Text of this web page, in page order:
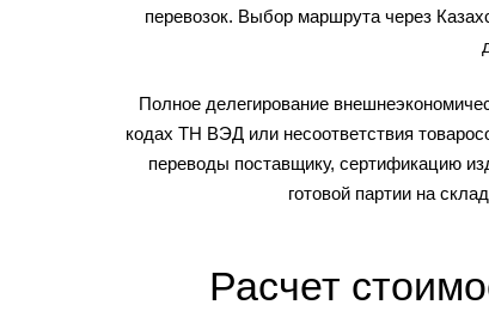
перевозок. Выбор маршрута через
Полное делегирование
кодах ТН ВЭД или несоответствия
переводы поставщику, сертификацию
готовой партии на
Расчет